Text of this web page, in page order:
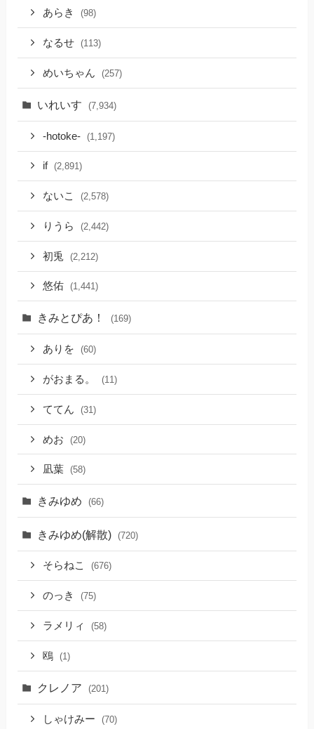
あらき (98)
なるせ (113)
めいちゃん (257)
いれいす (7,934)
-hotoke- (1,197)
if (2,891)
ないこ (2,578)
りうら (2,442)
初兎 (2,212)
悠佑 (1,441)
きみとぴあ！ (169)
ありを (60)
がおまる。 (11)
ててん (31)
めお (20)
凪葉 (58)
きみゆめ (66)
きみゆめ(解散) (720)
そらねこ (676)
のっき (75)
ラメリィ (58)
鴎 (1)
クレノア (201)
しゃけみー (70)